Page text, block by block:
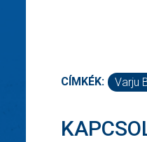
CÍMKÉK: Varju